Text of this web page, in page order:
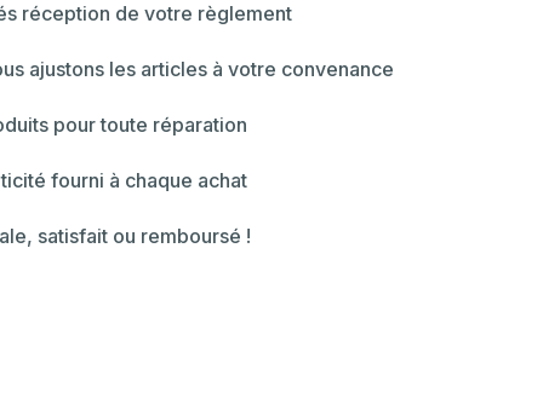
réception de votre règlement
ajustons les articles à votre convenance
pour toute réparation
fourni à chaque achat
satisfait ou remboursé !